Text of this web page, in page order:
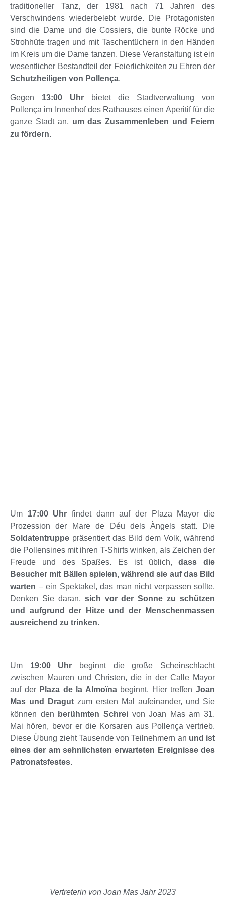
traditioneller Tanz, der 1981 nach 71 Jahren des
Verschwindens wiederbelebt wurde. Die Protagonisten
sind die Dame und die Cossiers, die bunte Röcke und
Strohhüte tragen und mit Taschentüchern in den Händen
im Kreis um die Dame tanzen. Diese Veranstaltung ist ein
wesentlicher Bestandteil der Feierlichkeiten zu Ehren der
Schutzheiligen von Pollença.
Gegen 13:00 Uhrbietet die Stadtverwaltung von
Pollença im Innenhof des Rathauses einen Aperitif für die
ganze Stadt an, um das Zusammenleben und Feiern
zu fördern.
Um 17:00 Uhr findet dann auf der Plaza Mayor die
Prozession der Mare de Déu dels Àngels statt. Die
Soldatentruppe präsentiert das Bild dem Volk, während
die Pollensines mit ihren T-Shirts winken, als Zeichen der
Freude und des Spaßes. Es ist üblich,dass die
Besucher mit Bällen spielen, während sie auf das Bild
warten – ein Spektakel, das man nicht verpassen sollte.
Denken Sie daran, sich vor der Sonne zu schützen
und aufgrund der Hitze und der Menschenmassen
ausreichend zu trinken.
Um 19:00 Uhr beginnt die große Scheinschlacht
zwischen Mauren und Christen, die in der Calle Mayor
auf der Plaza de la Almoïnabeginnt. Hier treffenJoan
Mas und Dragut zum ersten Mal aufeinander, und Sie
können den berühmten Schreivon Joan Mas am 31.
Mai hören, bevor er die Korsaren aus Pollença vertrieb.
Diese Übung zieht Tausende von Teilnehmern an und ist
eines der am sehnlichsten erwarteten Ereignisse des
Patronatsfestes.
Vertreterin von Joan Mas Jahr 2023